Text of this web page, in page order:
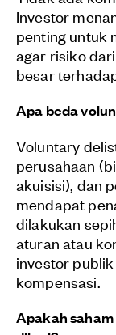
Investor
penting untuk
agar risiko
besar
Apa beda
Voluntary
perusahaan
akuisisi), dan
mendapat
dilakukan
aturan atau
investor
kompensasi.
Apakah saham